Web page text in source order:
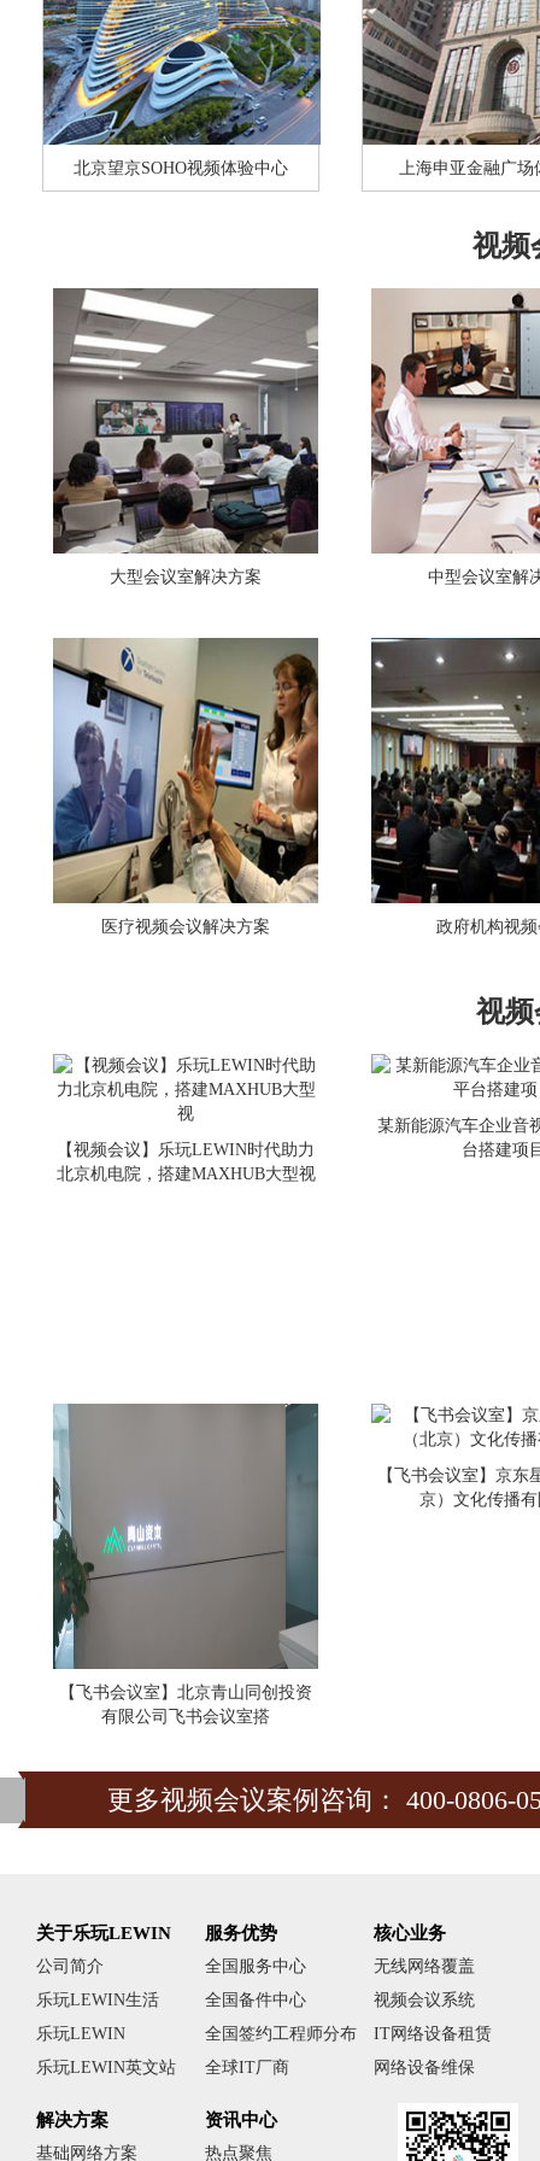
北京望京SOHO视频体验中心 上海申亚金融广场
视频
大型会议室解决方案 中型会议室解
医疗视频会议解决方案 政府机构视
视
【视频会议】乐玩LEWIN时代助力
北京机电院，搭建MAXHUB大型视
某新能源汽车企业音
台搭建项
【飞书会议室】北京青山同创投资
有限公司飞书会议室搭
【飞书会议室】京东
京）文化传播
更多视频会议案例咨询： 400-0806-
关于乐玩LEWIN
公司简介
乐玩LEWIN生活
乐玩LEWIN
乐玩LEWIN英文站
服务优势
全国服务中心
全国备件中心
全国签约工程师分布
全球IT厂商
核心业务
无线网络覆盖
视频会议系统
IT网络设备租赁
网络设备维保
解决方案
基础网络方案
资讯中心
热点聚焦